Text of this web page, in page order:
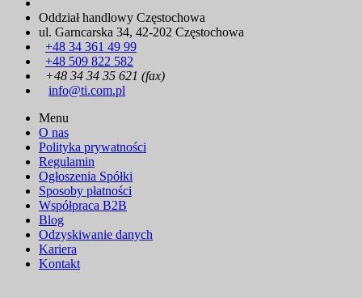
Oddział handlowy Częstochowa
ul. Garncarska 34, 42-202 Częstochowa
+48 34 361 49 99
+48 509 822 582
+48 34 34 35 621 (fax)
info@ti.com.pl
Menu
O nas
Polityka prywatności
Regulamin
Ogłoszenia Spółki
Sposoby płatności
Współpraca B2B
Blog
Odzyskiwanie danych
Kariera
Kontakt